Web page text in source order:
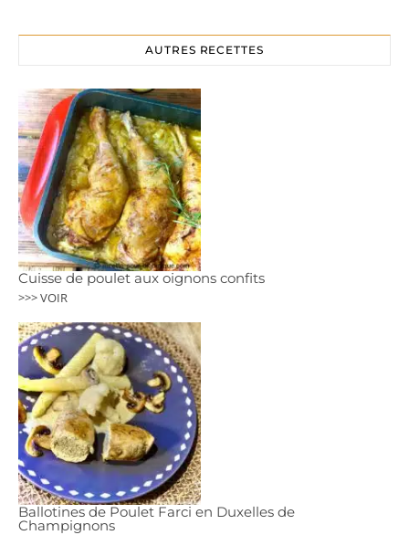
AUTRES RECETTES
Cuisse de poulet aux oignons confits
>>> VOIR
Ballotines de Poulet Farci en Duxelles de
Champignons